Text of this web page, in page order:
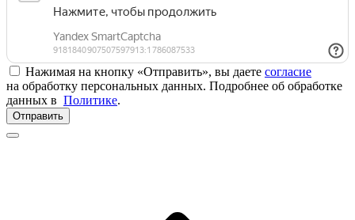
Нажимая на кнопку «Отправить», вы даете согласие
на обработку персональных данных. Подробнее об обработке
данных в Политике.
Отправить